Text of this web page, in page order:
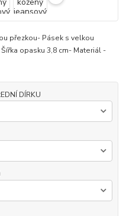
přezkou- Pásek s velkou
opasku 3,8 cm- Materiál -
DÍRKU